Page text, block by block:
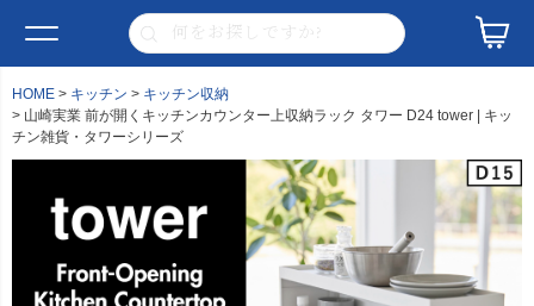
HOME キッチン
キッチン収納
山崎実業 前が開くキッチンカウンター上収納ラック タワー D24 tower | キッ
チン雑貨・タワーシリーズ